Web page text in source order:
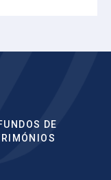
DE